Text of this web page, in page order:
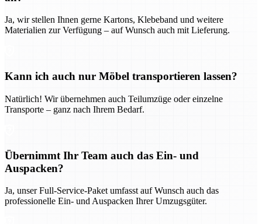
Ja, wir stellen Ihnen gerne Kartons, Klebeband und weitere
Materialien zur Verfügung – auf Wunsch auch mit Lieferung.
Kann ich auch nur Möbel transportieren lassen?
Natürlich! Wir übernehmen auch Teilumzüge oder einzelne
Transporte – ganz nach Ihrem Bedarf.
Übernimmt Ihr Team auch das Ein- und
Auspacken?
Ja, unser Full-Service-Paket umfasst auf Wunsch auch das
professionelle Ein- und Auspacken Ihrer Umzugsgüter.